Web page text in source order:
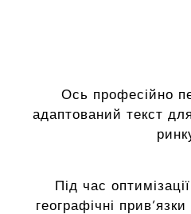
Ось професійно
адаптований текст
Під час
географічні